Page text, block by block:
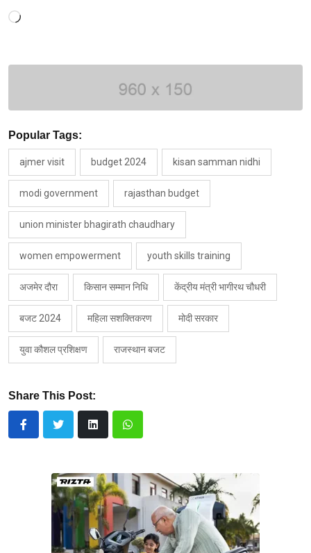
Loading…
Popular Tags:
ajmer visit budget 2024 kisan samman nidhi
modi government rajasthan budget
union minister bhagirath chaudhary
women empowerment youth skills training
अजमेर दौरा किसान सम्मान निधि केंद्रीय मंत्री भागीरथ चौधरी
बजट 2024 महिला सशक्तिकरण मोदी सरकार
युवा कौशल प्रशिक्षण राजस्थान बजट
Share This Post: